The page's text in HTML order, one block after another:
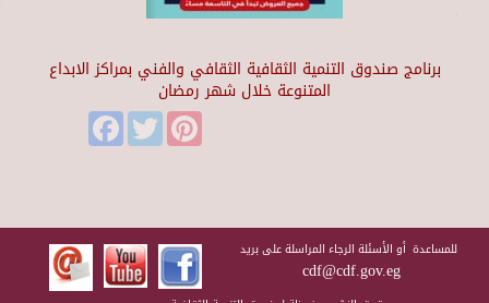
برنامج صندوق التنمية الثقافية الثقافي والفني بمراكز الابداع
المتنوعة خلال شهر رمضان
FacebookTwitter
للمساعدة أو الأسئلة الرجاء المراسلة على بريد
cdf@cdf.gov.eg